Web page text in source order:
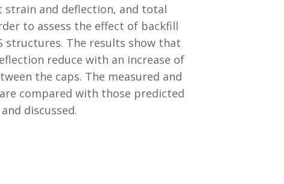
and deflection, and total
to assess the effect of backfill
structures. The results show that
reduce with an increase of
the caps. The measured and
compared with those predicted
discussed.